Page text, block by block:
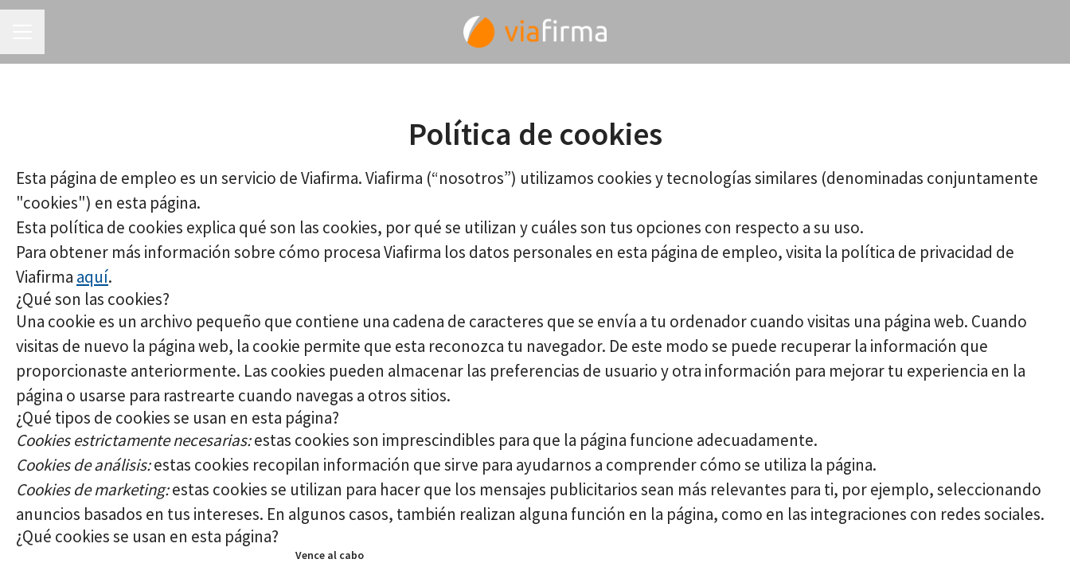
Política de cookies
Esta página de empleo es un servicio de Viafirma. Viafirma (“nosotros”) utilizamos cookies y tecnologías similares (denominadas conjuntamente
"cookies") en esta página.
Esta política de cookies explica qué son las cookies, por qué se utilizan y cuáles son tus opciones con respecto a su uso.
Para obtener más información sobre cómo procesa Viafirma los datos personales en esta página de empleo, visita la política de privacidad de
Viafirma aquí.
¿Qué son las cookies?
Una cookie es un archivo pequeño que contiene una cadena de caracteres que se envía a tu ordenador cuando visitas una página web. Cuando
visitas de nuevo la página web, la cookie permite que esta reconozca tu navegador. De este modo se puede recuperar la información que
proporcionaste anteriormente. Las cookies pueden almacenar las preferencias de usuario y otra información para mejorar tu experiencia en la
página o usarse para rastrearte cuando navegas a otros sitios.
¿Qué tipos de cookies se usan en esta página?
Cookies estrictamente necesarias:estas cookies son imprescindibles para que la página funcione adecuadamente.
Cookies de análisis:estas cookies recopilan información que sirve para ayudarnos a comprender cómo se utiliza la página.
Cookies de marketing:estas cookies se utilizan para hacer que los mensajes publicitarios sean más relevantes para ti, por ejemplo, seleccionando
anuncios basados en tus intereses. En algunos casos, también realizan alguna función en la página, como en las integraciones con redes sociales.
¿Qué cookies se usan en esta página?
Vence al cabo